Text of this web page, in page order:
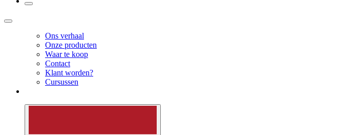
Ons verhaal
Onze producten
Waar te koop
Contact
Klant worden?
Cursussen